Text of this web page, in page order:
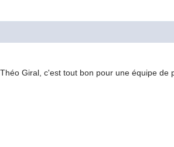
Giral, c'est tout bon pour une équipe de